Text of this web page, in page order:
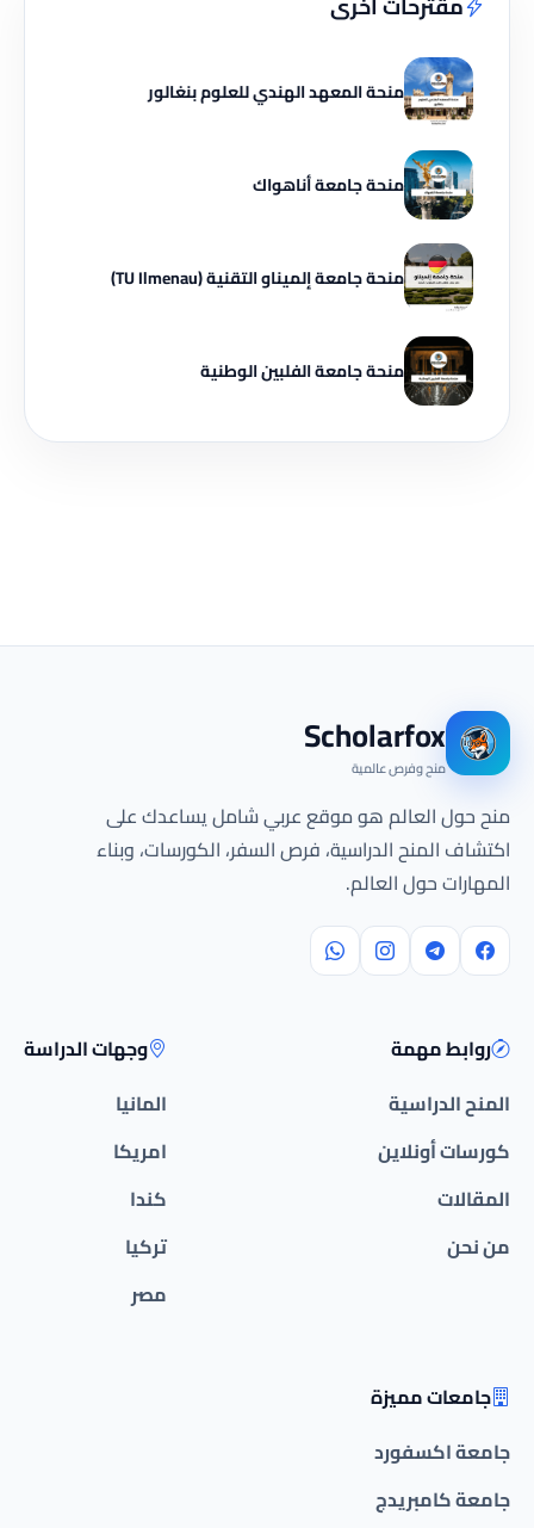
منحة المعهد الهندي للعلوم بنغالور
منحة جامعة أناهواك
منحة جامعة إلميناو التقنية (TU Ilmenau)
منحة جامعة الفلبين الوطنية
Scholarfox
منح وفرص عالمية
منح حول العالم هو موقع عربي شامل يساعدك على
اكتشاف المنح الدراسية، فرص السفر، الكورسات، وبناء
المهارات حول العالم.
روابط مهمة
المنح الدراسية
كورسات أونلاين
المقالات
من نحن
وجهات الدراسة
المانيا
امريكا
كندا
تركيا
مصر
جامعات مميزة
جامعة اكسفورد
جامعة كامبريدج